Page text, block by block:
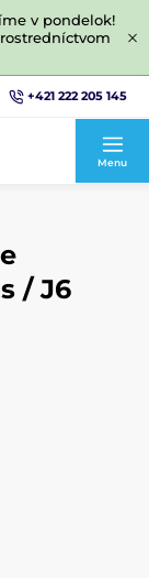
v pondelok!
+421 222 205 145
Menu
/ J6